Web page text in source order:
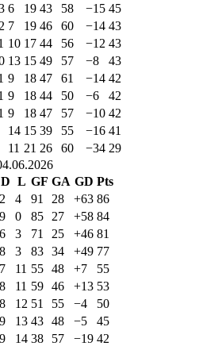
6 19 43 58 −15 45
7 19 46 60 −14 43
10 17 44 56 −12 43
13 15 49 57 −8
43
9 18 47 61 −14 42
9 18 44 50 −6
42
9 18 47 57 −10 42
14 15 39 55 −16 41
11 21 26 60 −34 29
D L GF GA GD Pts
2 4 91 28 +63 86
9 0 85 27 +58 84
6 3 71 25 +46 81
8 3 83 34 +49 77
7 11 55 48 +7
55
8 11 59 46 +13 53
8 12 51 55 −4
50
9 13 43 48 −5
45
9 14 38 57 −19 42